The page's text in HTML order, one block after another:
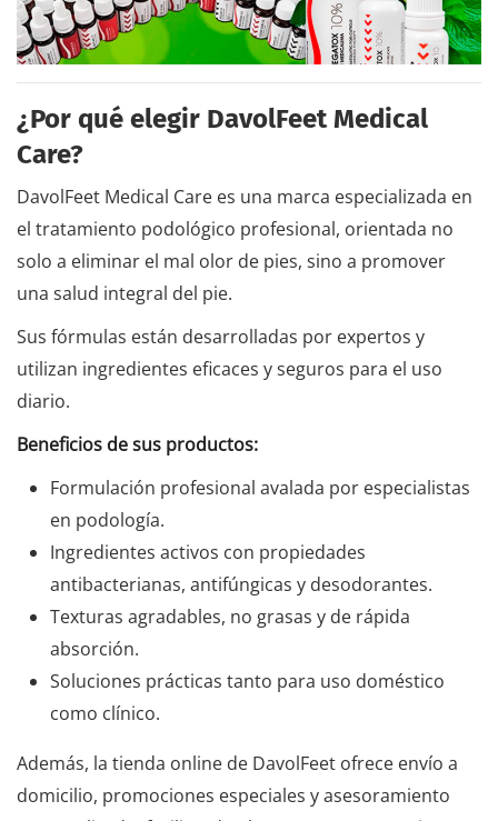
¿Por qué elegir DavolFeet Medical
Care?
DavolFeet Medical Care es una marca especializada en
el tratamiento podológico profesional, orientada no
solo a eliminar el mal olor de pies, sino a promover
una salud integral del pie.
Sus fórmulas están desarrolladas por expertos y
utilizan ingredientes eficaces y seguros para el uso
diario.
Beneficios de sus productos:
Formulación profesional avalada por especialistas
en podología.
Ingredientes activos con propiedades
antibacterianas, antifúngicas y desodorantes.
Texturas agradables, no grasas y de rápida
absorción.
Soluciones prácticas tanto para uso doméstico
como clínico.
Además, la tienda online de DavolFeet ofrece envío a
domicilio, promociones especiales y asesoramiento